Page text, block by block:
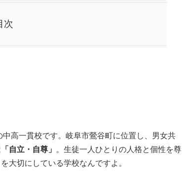
次
高一貫校です。岐阜市鶯谷町に位置し、男女共
「自立・自尊」 。生徒一人ひとりの人格と個性を尊
大切にしている学校なんですよ。